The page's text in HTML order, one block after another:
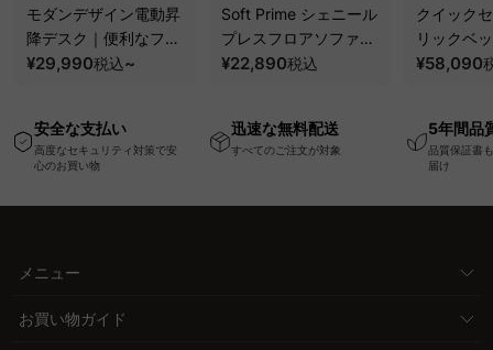
モダンデザイン電動昇
降デスク｜便利なフッ
ク・コンセント・
ー機能搭載ワークデス
ク
¥29,990税込~
Soft Prime シェニール
プレスフロアソファ｜
圧縮梱包で搬入しやす
ァ
¥22,890税込
クイック
リックベ
要で組み
¥58,090
安全な支払い
高度なセキュリティ対策で安
心のお買い物
迅速な無料配送
すべてのご注文が対象
5年間品
品質保証書
届け
メニュー
お買い物ガイド